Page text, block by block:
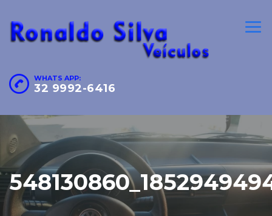
WHATS APP:
32 9992-6416